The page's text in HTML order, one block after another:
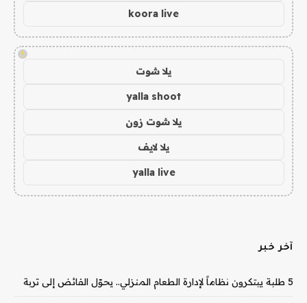
koora live
!
يلا شوت
yalla shoot
يلا شوت زون
يلا لايف
yalla live
آخر خبر
5 طلبة يبتكرون نظاماً لإدارة الطعام المنزلي.. يحوّل الفائض إلى تربة